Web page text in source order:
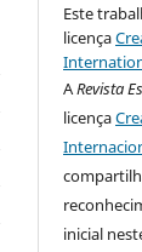
Este
licença
ARevista
licença
inicial